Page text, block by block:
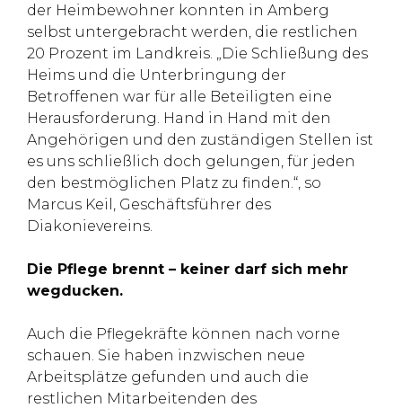
der Heimbewohner konnten in Amberg
selbst untergebracht werden, die restlichen
20 Prozent im Landkreis. „Die Schließung des
Heims und die Unterbringung der
Betroffenen war für alle Beteiligten eine
Herausforderung. Hand in Hand mit den
Angehörigen und den zuständigen Stellen ist
es uns schließlich doch gelungen, für jeden
den bestmöglichen Platz zu finden.“, so
Marcus Keil, Geschäftsführer des
Diakonievereins.
Die Pflege brennt – keiner darf sich mehr
wegducken.
Auch die Pflegekräfte können nach vorne
schauen. Sie haben inzwischen neue
Arbeitsplätze gefunden und auch die
restlichen Mitarbeitenden des